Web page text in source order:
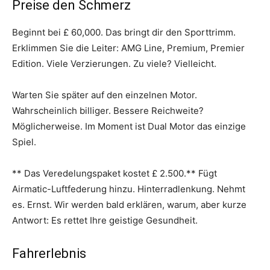
Preise den Schmerz
Beginnt bei £ 60,000. Das bringt dir den Sporttrimm.
Erklimmen Sie die Leiter: AMG Line, Premium, Premier
Edition. Viele Verzierungen. Zu viele? Vielleicht.
Warten Sie später auf den einzelnen Motor.
Wahrscheinlich billiger. Bessere Reichweite?
Möglicherweise. Im Moment ist Dual Motor das einzige
Spiel.
** Das Veredelungspaket kostet £ 2.500.** Fügt
Airmatic-Luftfederung hinzu. Hinterradlenkung. Nehmt
es. Ernst. Wir werden bald erklären, warum, aber kurze
Antwort: Es rettet Ihre geistige Gesundheit.
Fahrerlebnis